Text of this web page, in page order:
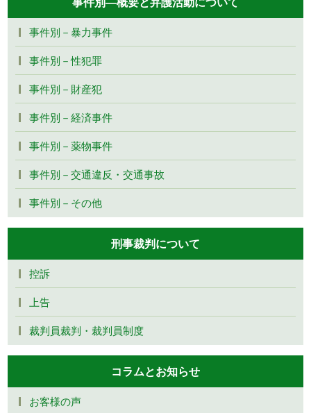
事件別－暴力事件
事件別－性犯罪
事件別－財産犯
事件別－経済事件
事件別－薬物事件
事件別－交通違反・交通事故
事件別－その他
刑事裁判について
控訴
上告
裁判員裁判・裁判員制度
コラムとお知らせ
お客様の声